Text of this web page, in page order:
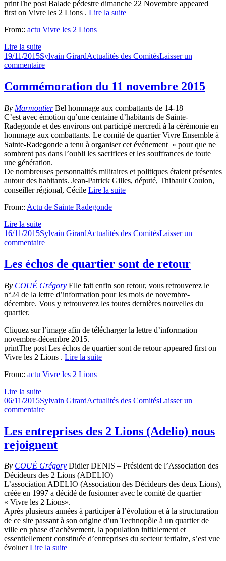
de
retour
n°24
printThe post Balade pédestre dimanche 22 Novembre appeared
first on Vivre les 2 Lions . Lire la suite
From:: actu Vivre les 2 Lions
Lire la suite
Publié
le
19/11/2015Auteur
Sylvain GirardCatégories
Actualités des ComitésLaisser un
commentairesur
dimanche
Novembre
Commémoration du 11 novembre 2015
By MarmoutierBel hommage aux combattants de 14-18
C’est avec émotion qu’une centaine d’habitants de Sainte-
Radegonde et des environs ont participé mercredi à la cérémonie en
hommage aux combattants. Le comité de quartier Vivre Ensemble à
Sainte-Radegonde a tenu à organiser cet événement » pour que ne
sombrent pas dans l’oubli les sacrifices et les souffrances de toute
une génération.
De nombreuses personnalités militaires et politiques étaient présentes
autour des habitants. Jean-Patrick Gilles, député, Thibault Coulon,
conseiller régional, Cécile Lire la suite
From:: Actu de Sainte Radegonde
Lire la suite
Publié
le
16/11/2015Auteur
Sylvain GirardCatégories
Actualités des ComitésLaisser un
commentairesur
11
2015
Les échos de quartier sont de retour
By COUÉ Grégory Elle fait enfin son retour, vous retrouverez le
n°24 de la lettre d’information pour les mois de novembre-
décembre. Vous y retrouverez les toutes dernières nouvelles du
quartier.
Cliquez sur l’image afin de télécharger la lettre d’information
novembre-décembre 2015.
printThe post Les échos de quartier sont de retour appeared first on
Vivre les 2 Lions . Lire la suite
From:: actu Vivre les 2 Lions
Lire la suite
Publié
le
06/11/2015Auteur
Sylvain GirardCatégories
Actualités des ComitésLaisser un
commentairesur
de
quartier
de
retour
Les entreprises des 2 Lions (Adelio) nous
rejoignent
By COUÉ Grégory Didier DENIS – Président de l’Association des
Décideurs des 2 Lions (ADELIO)
L’association ADELIO (Association des Décideurs des deux Lions),
créée en 1997 a décidé de fusionner avec le comité de quartier
« Vivre les 2 Lions».
Après plusieurs années à participer à l’évolution et à la structuration
de ce site passant à son origine d’un Technopôle à un quartier de
ville en phase d’achèvement, la population initialement et
essentiellement constituée d’entreprises du secteur tertiaire, s’est vue
évoluerLire la suite